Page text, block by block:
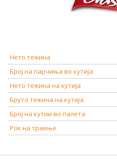
Нето тежина
Број на парчиња во кутија
Нето тежина на кутија
Бруто тежина на кутија
Број на кутии во палета
Рок на траење